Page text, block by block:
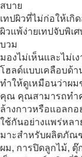
สบาย
เทปผิวที่ไม่ก่อให้เกิ
ผิวแพ้ง่ายเทปจับพิเ
บวม
มองไม่เห็นและไม่เ
โฮลด์แบบเคลือบด้
ทําให้ดูเหมือนว่าผ
คุณ คุณสามารถทําค
ล้างกาวหรือแอลกอ
ใช้กันอย่างแพร่หลา
มาะสําหรับผลิตภัณ
ผม, การปิดลูกไม้,